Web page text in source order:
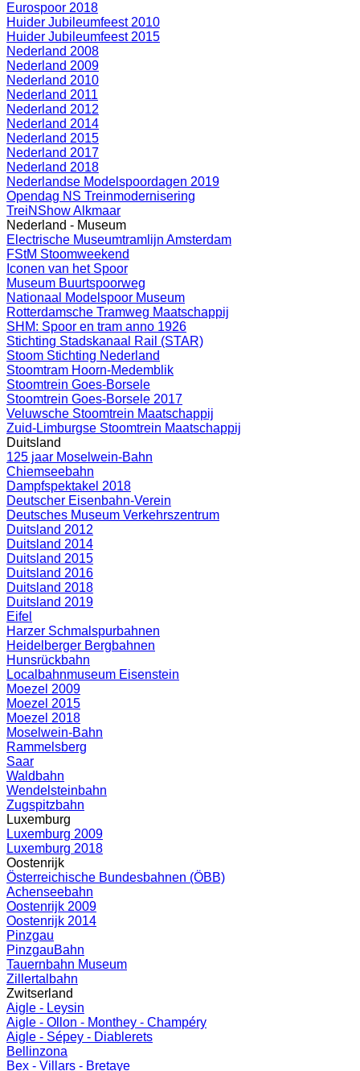
Eurospoor 2018
Huider Jubileumfeest 2010
Huider Jubileumfeest 2015
Nederland 2008
Nederland 2009
Nederland 2010
Nederland 2011
Nederland 2012
Nederland 2014
Nederland 2015
Nederland 2017
Nederland 2018
Nederlandse Modelspoordagen 2019
Opendag NS Treinmodernisering
TreiNShow Alkmaar
Nederland - Museum
Electrische Museumtramlijn Amsterdam
FStM Stoomweekend
Iconen van het Spoor
Museum Buurtspoorweg
Nationaal Modelspoor Museum
Rotterdamsche Tramweg Maatschappij
SHM: Spoor en tram anno 1926
Stichting Stadskanaal Rail (STAR)
Stoom Stichting Nederland
Stoomtram Hoorn-Medemblik
Stoomtrein Goes-Borsele
Stoomtrein Goes-Borsele 2017
Veluwsche Stoomtrein Maatschappij
Zuid-Limburgse Stoomtrein Maatschappij
Duitsland
125 jaar Moselwein-Bahn
Chiemseebahn
Dampfspektakel 2018
Deutscher Eisenbahn-Verein
Deutsches Museum Verkehrszentrum
Duitsland 2012
Duitsland 2014
Duitsland 2015
Duitsland 2016
Duitsland 2018
Duitsland 2019
Eifel
Harzer Schmalspurbahnen
Heidelberger Bergbahnen
Hunsrückbahn
Localbahnmuseum Eisenstein
Moezel 2009
Moezel 2015
Moezel 2018
Moselwein-Bahn
Rammelsberg
Saar
Waldbahn
Wendelsteinbahn
Zugspitzbahn
Luxemburg
Luxemburg 2009
Luxemburg 2018
Oostenrijk
Österreichische Bundesbahnen (ÖBB)
Achenseebahn
Oostenrijk 2009
Oostenrijk 2014
Pinzgau
PinzgauBahn
Tauernbahn Museum
Zillertalbahn
Zwitserland
Aigle - Leysin
Aigle - Ollon - Monthey - Champéry
Aigle - Sépey - Diablerets
Bellinzona
Bex - Villars - Bretaye